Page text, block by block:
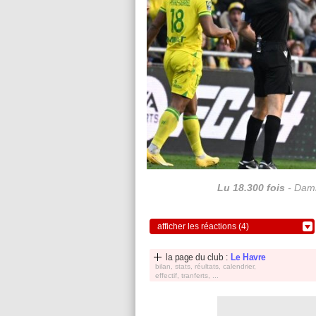
Lu 18.300 fois -
afficher les réactions (4)
la page du club : Le Havre
bilan, stats, réultats, calendrier,
effectif, tranferts, ...